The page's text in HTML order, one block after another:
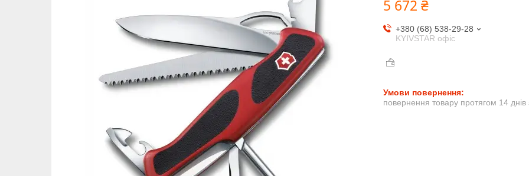
5 672 ₴
+380 (68) 538-29-28
KYIVSTAR офіс
повернення товару протягом 14 днів